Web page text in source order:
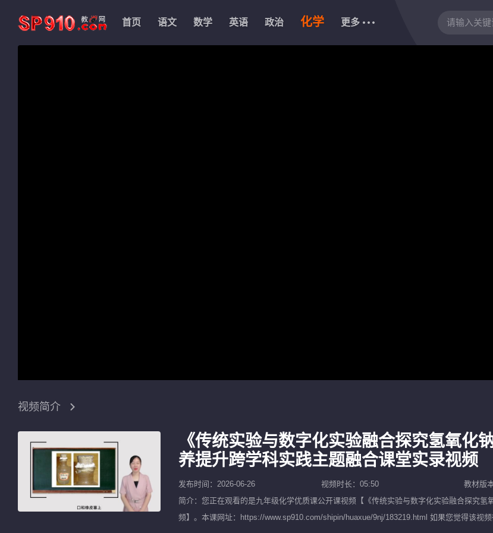
首页 语文 数学 英语 政治 化学 更多
视频简介
《传统实验与数字化实验融合探究氢氧化
养提升跨学科实践主题融合课堂实录视频
发布时间：2026-06-26 视频时长：05:50
教材版
简介：您正在观看的是九年级化学优质课公开课视频【 《传统实验与数字化实验融合探究
频】。本课网址：https://www.sp910.com/shipin/huaxue/9nj/183219.html 如果您觉得该视